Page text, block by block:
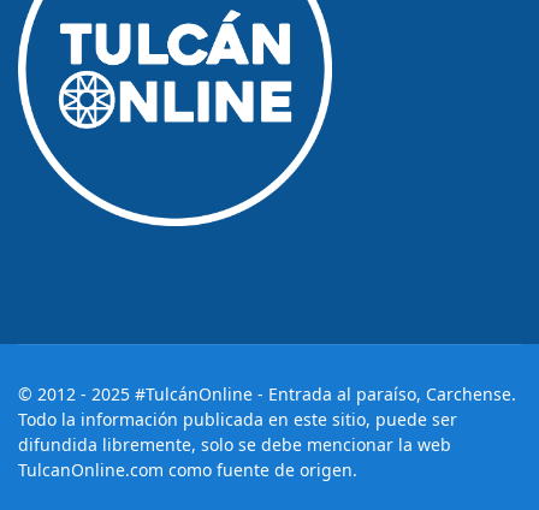
© 2012 - 2025 #TulcánOnline - Entrada al paraíso, Carchense.
Todo la información publicada en este sitio, puede ser
difundida libremente, solo se debe mencionar la web
TulcanOnline.com como fuente de origen.